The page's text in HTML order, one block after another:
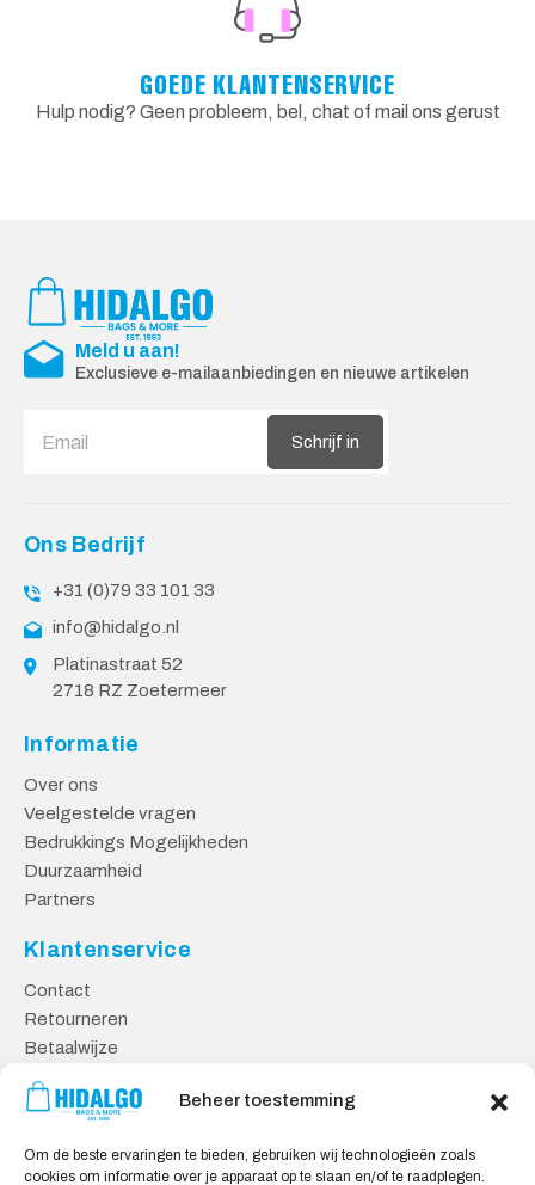
Beheer toestemming
Om de beste ervaringen te bieden, gebruiken wij technologieën zoals
cookies om informatie over je apparaat op te slaan en/of te raadplegen.
GOEDE KLANTENSERVICE
Hulp nodig? Geen probleem, bel, chat of mail ons gerust
Meld u aan!
Exclusieve e-mailaanbiedingen en nieuwe artikelen
Schrijf in
Ons Bedrijf
+31 (0)79 33 101 33
info@hidalgo.nl
Platinastraat 52
2718 RZ Zoetermeer
Informatie
Over ons
Veelgestelde vragen
Bedrukkings Mogelijkheden
Duurzaamheid
Partners
Klantenservice
Contact
Retourneren
Betaalwijze
Veilig Shoppen
Algemene Voorwaarden